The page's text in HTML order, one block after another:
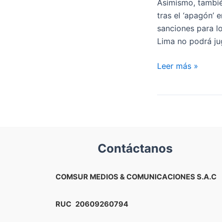
Asimismo,
tras el ‘apagón’
sanciones para
Lima no podrá
¡Sanciones
castigos
recibirán
Leer más »
Contáctanos
COMSUR MEDIOS & COMUNICACIONES S.A.C
RUC 20609260794